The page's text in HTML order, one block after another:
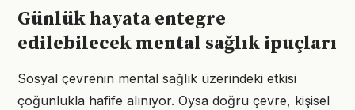
Günlük hayata entegre
edilebilecek mental sağlık ipuçları
Sosyal çevrenin mental sağlık üzerindeki etkisi
çoğunlukla hafife alınıyor. Oysa doğru çevre, kişisel